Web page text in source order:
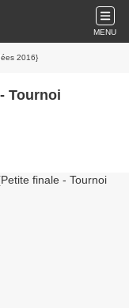
MENU
2016}
Tournoi